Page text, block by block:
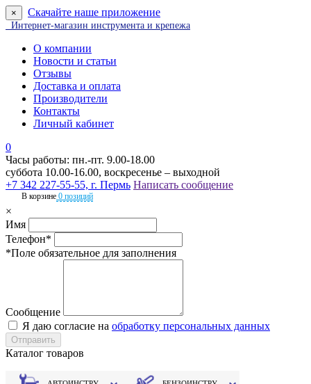
× Скачайте наше приложение
Интернет-магазин инструмента и крепежа
О компании
Новости и статьи
Отзывы
Доставка и оплата
Производители
Контакты
Личный кабинет
0
Часы работы: пн.-пт. 9.00-18.00
суббота 10.00-16.00, воскресенье – выходной
+7 342 227-55-55, г. Пермь Написать сообщение
В корзине 0 позиций
×
Имя
Телефон*
*Поле обязательное для заполнения
Сообщение
Я даю согласие на обработку персональных данных
Каталог товаров